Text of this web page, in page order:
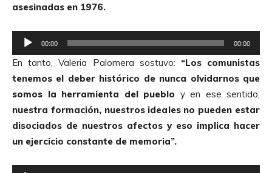
asesinadas en 1976.
e
p
r
o
d
u
c
t
00:00 00:00
En tanto, Valeria Palomera sostuvo: “Los comunistas
tenemos el deber histórico de nunca olvidarnos que
somos la herramienta del pueblo y en ese sentido,
nuestra formación, nuestros ideales no pueden estar
disociados de nuestros afectos y eso implica hacer
un ejercicio constante de memoria”.